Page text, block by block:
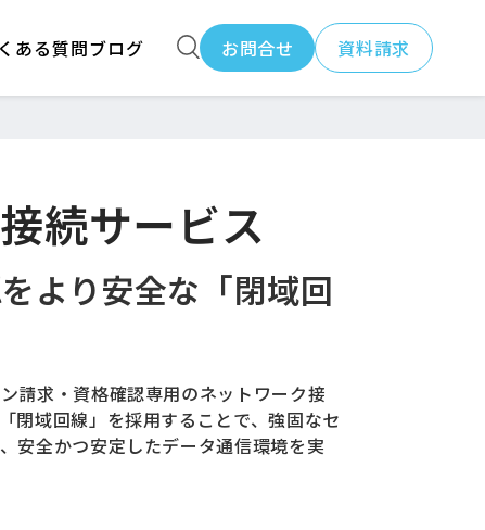
ある質問ブログ お問合せ 資料請求
続サービス
より安全な「閉域回
請求・資格確認専用のネットワーク接
閉域回線」を採用することで、強固なセ
安全かつ安定したデータ通信環境を実